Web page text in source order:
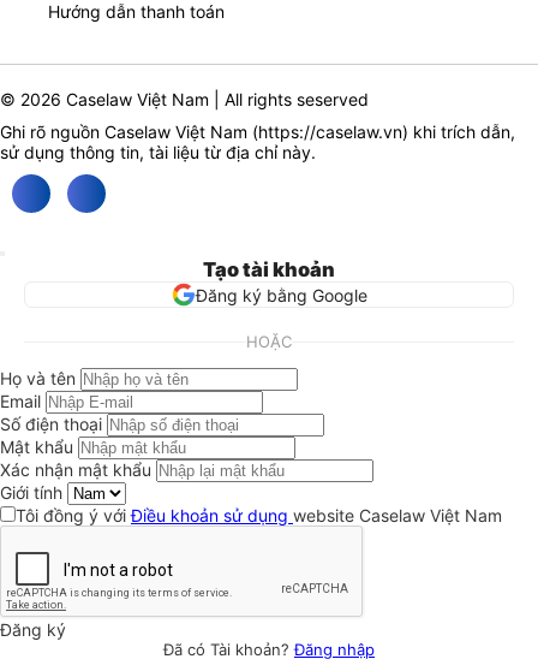
Hướng dẫn thanh toán
© 2026 Caselaw Việt Nam | All rights seserved
Ghi rõ nguồn Caselaw Việt Nam (https://caselaw.vn) khi trích dẫn,
sử dụng thông tin, tài liệu từ địa chỉ này.
Tạo tài khoản
Đăng ký bằng Google
HOẶC
Họ và tên
Email
Số điện thoại
Mật khẩu
Xác nhận mật khẩu
Giới tính
Tôi đồng ý vớiĐiều khoản sử dụng website Caselaw Việt Nam
Đăng ký
Đã có Tài khoản?Đăng nhập